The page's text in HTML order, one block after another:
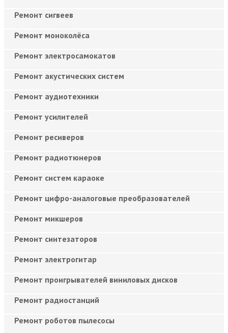
Ремонт сигвеев
Ремонт моноколёса
Ремонт электросамокатов
Ремонт акустических систем
Ремонт аудиотехники
Ремонт усилителей
Ремонт ресиверов
Ремонт радиотюнеров
Ремонт систем караоке
Ремонт цифро-аналоговые преобразователей
Ремонт микшеров
Ремонт синтезаторов
Ремонт электрогитар
Ремонт проигрывателей виниловых дисков
Ремонт радиостанций
Ремонт роботов пылесосы